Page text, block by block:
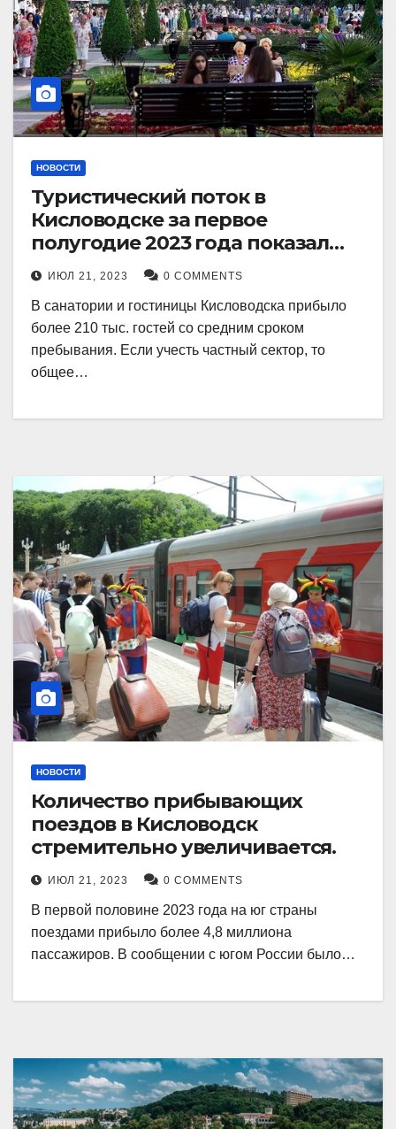
НОВОСТИ
Туристический поток в
Кисловодске за первое
полугодие 2023 года показал
рекордный рост в 21 процент.
ИЮЛ 21, 2023 0 COMMENTS
В санатории и гостиницы Кисловодска прибыло
более 210 тыс. гостей со средним сроком
пребывания. Если учесть частный сектор, то
общее…
НОВОСТИ
Количество прибывающих
поездов в Кисловодск
стремительно увеличивается.
ИЮЛ 21, 2023 0 COMMENTS
В первой половине 2023 года на юг страны
поездами прибыло более 4,8 миллиона
пассажиров. В сообщении с югом России было…